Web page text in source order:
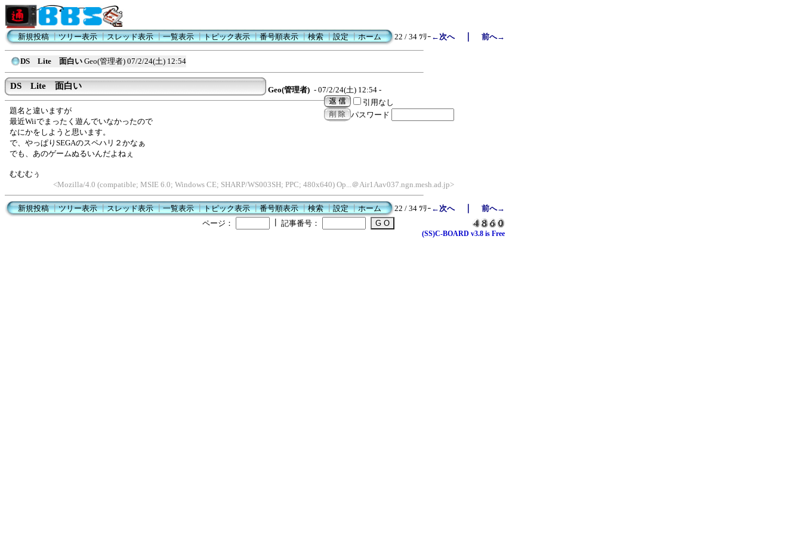
新規投稿┃ツリー表示┃スレッド表示┃一覧表示┃トピック表示┃番号順表示┃検索┃設定┃ホーム 22 / 34 ﾂﾘｰ ←次へ｜ 前へ→
DS Lite 面白い Geo(管理者) 07/2/24(土) 12:54
DS Lite 面白い Geo(管理者) - 07/2/24(土) 12:54 -
引用なし
パスワード
題名と違いますが
最近Wiiでまったく遊んでいなかったので
なにかをしようと思います。
で、やっぱりSEGAのスペハリ２かなぁ
でも、あのゲームぬるいんだよねぇ
むむむぅ
<Mozilla/4.0 (compatible; MSIE 6.0; Windows CE; SHARP/WS003SH; PPC; 480x640) Op...＠Air1Aav037.ngn.mesh.ad.jp>
新規投稿┃ツリー表示┃スレッド表示┃一覧表示┃トピック表示┃番号順表示┃検索┃設定┃ホーム 22 / 34 ﾂﾘｰ ←次へ｜ 前へ→
ページ：
記事番号：
(SS)C-BOARD v3.8 is Free